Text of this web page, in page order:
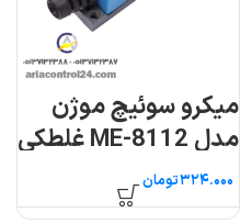
میکرو سوئیچ موژن
مدل ME-8112 غلطکی
فشاریتومان